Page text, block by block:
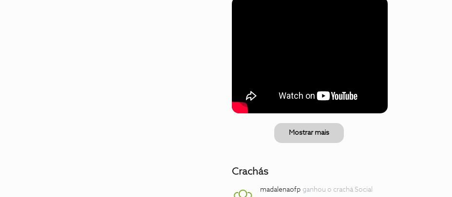
Mostrar mais
Crachás
madalenaofp ganhou o crachá Social